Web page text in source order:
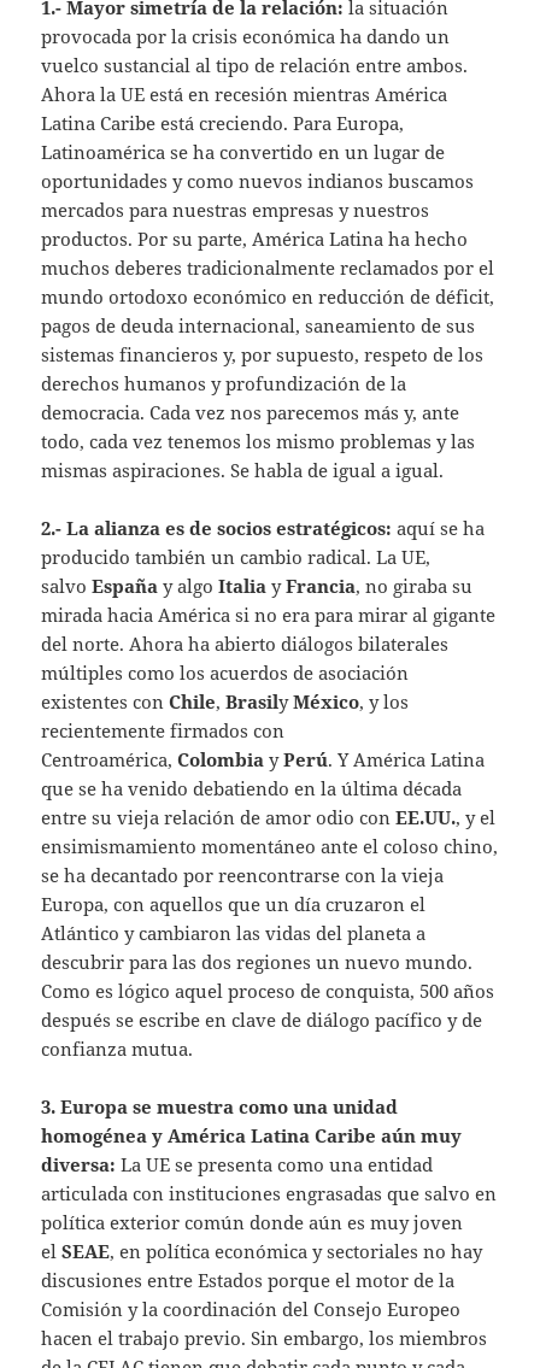
1.- Mayor simetría de la relación:la situación
provocada por la crisis económica ha dando un
vuelco sustancial al tipo de relación entre ambos.
Ahora la UE está en recesión mientras América
Latina Caribe está creciendo. Para Europa,
Latinoamérica se ha convertido en un lugar de
oportunidades y como nuevos indianos buscamos
mercados para nuestras empresas y nuestros
productos. Por su parte, América Latina ha hecho
muchos deberes tradicionalmente reclamados por el
mundo ortodoxo económico en reducción de déficit,
pagos de deuda internacional, saneamiento de sus
sistemas financieros y, por supuesto, respeto de los
derechos humanos y profundización de la
democracia. Cada vez nos parecemos más y, ante
todo, cada vez tenemos los mismo problemas y las
mismas aspiraciones. Se habla de igual a igual.
2.- La alianza es de socios estratégicos: aquí se ha
producido también un cambio radical. La UE,
salvoEspañay algoItalia yFrancia, no giraba su
mirada hacia América si no era para mirar al gigante
del norte. Ahora ha abierto diálogos bilaterales
múltiples como los acuerdos de asociación
existentes conChile,BrasilyMéxico, y los
recientemente firmados con
Centroamérica, Colombia yPerú. Y América Latina
que se ha venido debatiendo en la última década
entre su vieja relación de amor odio conEE.UU., y el
ensimismamiento momentáneo ante el coloso chino,
se ha decantado por reencontrarse con la vieja
Europa, con aquellos que un día cruzaron el
Atlántico y cambiaron las vidas del planeta a
descubrir para las dos regiones un nuevo mundo.
Como es lógico aquel proceso de conquista, 500 años
después se escribe en clave de diálogo pacífico y de
confianza mutua.
3. Europa se muestra como una unidad
homogénea y América Latina Caribe aún muy
diversa:La UE se presenta como una entidad
articulada con instituciones engrasadas que salvo en
política exterior común donde aún es muy joven
elSEAE, en política económica y sectoriales no hay
discusiones entre Estados porque el motor de la
Comisión y la coordinación del Consejo Europeo
hacen el trabajo previo. Sin embargo, los miembros